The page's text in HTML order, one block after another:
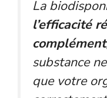
La
l’efficacité
complément
substance
que votre